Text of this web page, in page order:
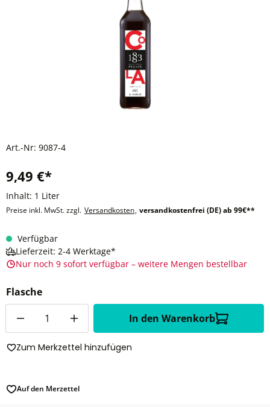
Art.-Nr: 9087-4
9,49 €*
Inhalt: 1 Liter
Preise inkl. MwSt. zzgl. Versandkosten, versandkostenfrei (DE) ab 99€**
Verfügbar
Lieferzeit: 2-4 Werktage*
Nur noch 9 sofort verfügbar – weitere Mengen bestellbar
Flasche
In den Warenkorb
Zum Merkzettel hinzufügen
Auf den Merzettel